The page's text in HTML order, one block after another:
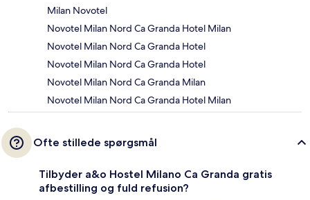
Milan Novotel
Novotel Milan Nord Ca Granda Hotel Milan
Novotel Milan Nord Ca Granda Hotel
Novotel Milan Nord Ca Granda Hotel
Novotel Milan Nord Ca Granda Milan
Novotel Milan Nord Ca Granda Hotel Milan
Ofte stillede spørgsmål
Tilbyder a&o Hostel Milano Ca Granda gratis
afbestilling og fuld refusion?